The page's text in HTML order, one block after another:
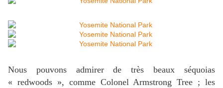
Nous pouvons admirer de très beaux séquoias
« redwoods », comme Colonel Armstrong Tree ; les